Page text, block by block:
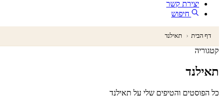
יצירת קשר
חיפוש
דף הבית ‹ תאילנד
קטגוריה
תאילנד
כל הפוסטים והטיפים שלי על תאילנד